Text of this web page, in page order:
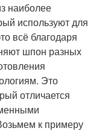
наиболее
используют для
всё благодаря
шпон разных
Это
отличается
к примеру